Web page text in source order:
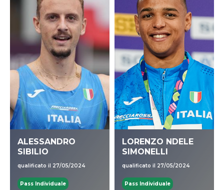
ALESSANDRO
SIBILIO
qualificato il 27/05/2024
Pass Individuale
LORENZO NDELE
SIMONELLI
qualificato il 27/05/2024
Pass Individuale